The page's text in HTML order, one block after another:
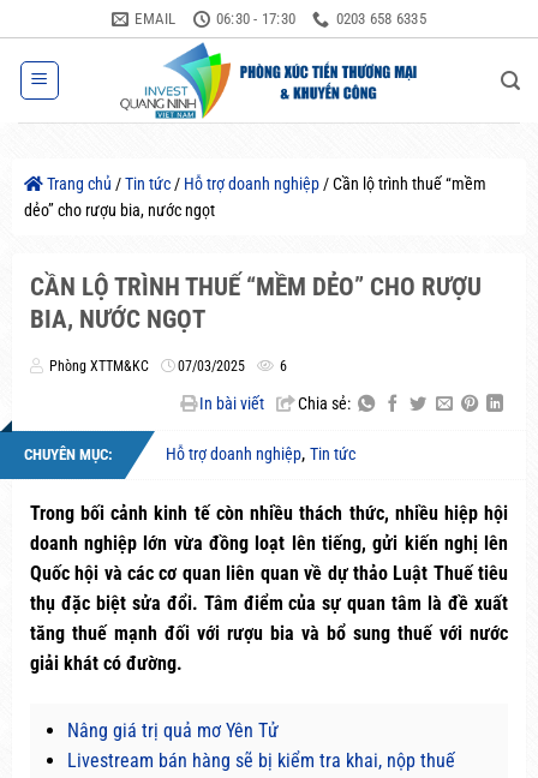
qua
nội
dung
EMAIL 06:30 - 17:30 0203 658 6335
Trang chủ /Tin tức/ Hỗ trợ doanh nghiệp/Cần lộ trình thuế “mềm
dẻo” cho rượu bia, nước ngọt
CẦN LỘ TRÌNH THUẾ “MỀM DẺO” CHO RƯỢU
BIA, NƯỚC NGỌT
Phòng XTTM&KC 07/03/2025 6
In bài viết Chia sẻ:
CHUYÊN MỤC: Hỗ trợ doanh nghiệp, Tin tức
Trong bối cảnh kinh tế còn nhiều thách thức, nhiều hiệp hội
doanh nghiệp lớn vừa đồng loạt lên tiếng, gửi kiến nghị lên
Quốc hội và các cơ quan liên quan về dự thảo Luật Thuế tiêu
thụ đặc biệt sửa đổi. Tâm điểm của sự quan tâm là đề xuất
tăng thuế mạnh đối với rượu bia và bổ sung thuế với nước
giải khát có đường.
Nâng giá trị quả mơ Yên Tử
Livestream bán hàng sẽ bị kiểm tra khai, nộp thuế